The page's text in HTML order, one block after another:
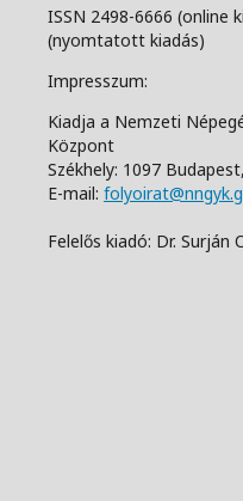
ISSN 2498-6666 (online
(nyomtatott kiadás)
Impresszum:
Kiadja a Nemzeti
Központ
Székhely: 1097
E-mail:
Felelős kiadó: Dr. Surján